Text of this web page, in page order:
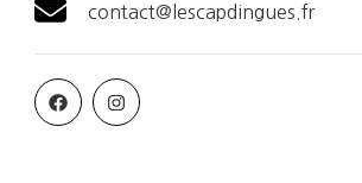
contact@lescapdingues.fr